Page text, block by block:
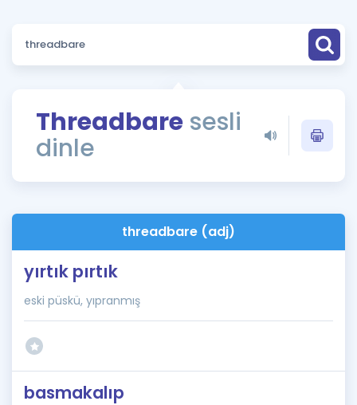
ÖSYM Sınav Takvimi
Kampanyalar
İngilizce Gramer
Threadbare sesli
dinle
threadbare (adj)
yırtık pırtık
eski püskü, yıpranmış
basmakalıp